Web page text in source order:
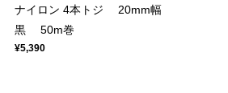
ナイロン 4本トジ 20mm幅
黒 50m巻
¥5,390